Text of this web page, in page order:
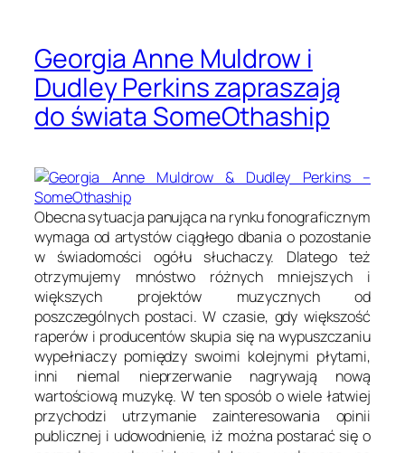
Georgia Anne Muldrow i
Dudley Perkins zapraszają
do świata SomeOthaship
Obecna sytuacja panująca na rynku fonograficznym
wymaga od artystów ciągłego dbania o pozostanie
w świadomości ogółu słuchaczy. Dlatego też
otrzymujemy mnóstwo różnych mniejszych i
większych projektów muzycznych od
poszczególnych postaci. W czasie, gdy większość
raperów i producentów skupia się na wypuszczaniu
wypełniaczy pomiędzy swoimi kolejnymi płytami,
inni niemal nieprzerwanie nagrywają nową
wartościową muzykę. W ten sposób o wiele łatwiej
przychodzi utrzymanie zainteresowania opinii
publicznej i udowodnienie, iż można postarać się o